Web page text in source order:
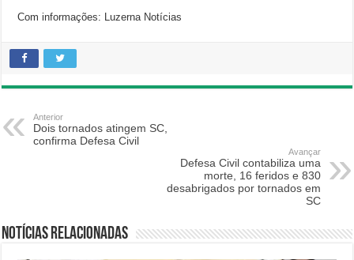
Com informações: Luzerna Notícias
Anterior
Dois tornados atingem SC,
confirma Defesa Civil
Avançar
Defesa Civil contabiliza uma
morte, 16 feridos e 830
desabrigados por tornados em
SC
Notícias relacionadas